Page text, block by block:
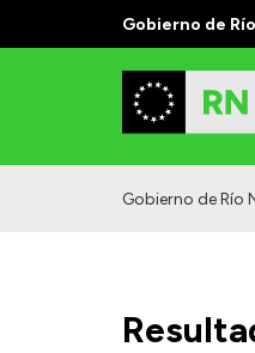
Gobierno de
Gobierno de Río